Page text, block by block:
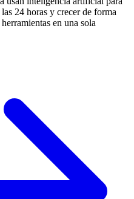
24 horas y crecer de forma
en una sola